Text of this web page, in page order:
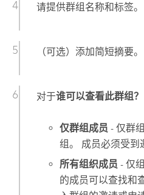
请提供群组名称和标签。
（可选）添加简短摘要。
对于谁可以查看此群组？
仅群组成员 - 仅群
组。 成员必须受到
所有组织成员 - 仅
的成员可以查找和